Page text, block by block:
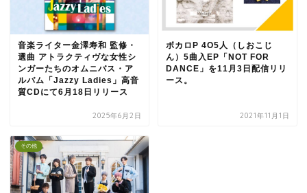
音楽ライター金澤寿和 監修・
選曲 アトラクティヴな女性シ
ンガーたちのオムニバス・ア
ルバム「Jazzy Ladies」高音
質CDにて6月18日リリース
2025年6月2日
ボカロP 4O5人（しおこじ
ん）5曲入EP「NOT FOR
DANCE」を11月3日配信リリ
ース。
2021年11月1日
その他